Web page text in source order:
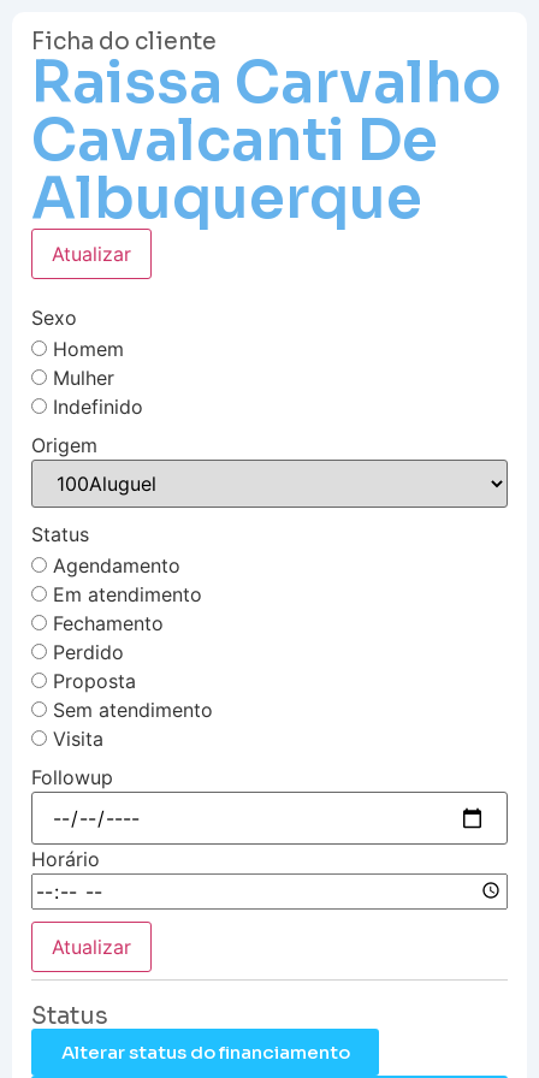
Ficha do cliente
Raissa Carvalho
Cavalcanti De
Albuquerque
Atualizar
Sexo
Homem
Mulher
Indefinido
Origem
Status
Agendamento
Em atendimento
Fechamento
Perdido
Proposta
Sem atendimento
Visita
Followup
Horário
Atualizar
Status
Alterar status do financiamento